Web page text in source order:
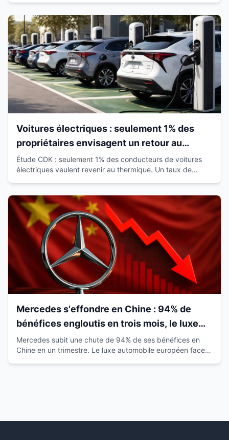
Voitures électriques : seulement 1% des
propriétaires envisagent un retour au
thermique
Étude CDK : seulement 1% des conducteurs de voitures
électriques veulent revenir au thermique. Un taux de
Mercedes s'effondre en Chine : 94% de
bénéfices engloutis en trois mois, le luxe
européen vacille
Mercedes subit une chute de 94% de ses bénéfices en
Chine en un trimestre. Le luxe automobile européen face à